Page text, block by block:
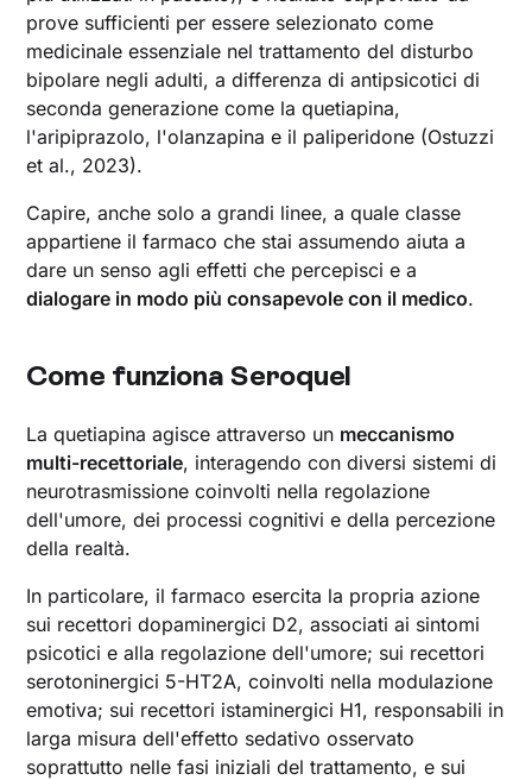
prove sufficienti per essere selezionato come
medicinale essenziale nel trattamento del disturbo
bipolare negli adulti, a differenza di antipsicotici di
seconda generazione come la quetiapina,
l'aripiprazolo, l'olanzapina e il paliperidone (Ostuzzi
et al., 2023).
Capire, anche solo a grandi linee, a quale classe
appartiene il farmaco che stai assumendo aiuta a
dare un senso agli effetti che percepisci e a
dialogare in modo più consapevole con il medico.
Come funziona Seroquel
La quetiapina agisce attraverso un meccanismo
multi-recettoriale, interagendo con diversi sistemi di
neurotrasmissione coinvolti nella regolazione
dell'umore, dei processi cognitivi e della percezione
della realtà.
In particolare, il farmaco esercita la propria azione
sui recettori dopaminergici D2, associati ai sintomi
psicotici e alla regolazione dell'umore; sui recettori
serotoninergici 5-HT2A, coinvolti nella modulazione
emotiva; sui recettori istaminergici H1, responsabili in
larga misura dell'effetto sedativo osservato
soprattutto nelle fasi iniziali del trattamento, e sui